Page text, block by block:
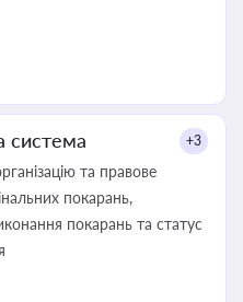
система +3
та правове
покарань,
покарань та статус